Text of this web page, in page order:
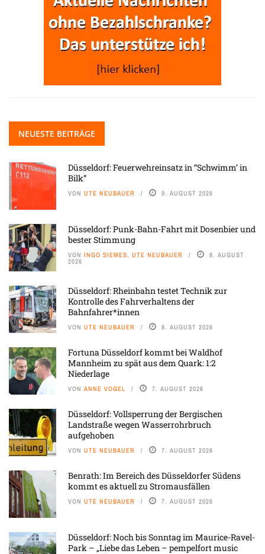
NEUESTE BEITRÄGE
Düsseldorf: Feuerwehreinsatz in “Schwimm’ in
Bilk”
VON UTE NEUBAUER 9. AUGUST 2026
Düsseldorf: Punk-Bahn-Fahrt mit Dosenbier und
bester Stimmung
VON INGO SIEMES, UTE NEUBAUER 8. AUGUST
2026
Düsseldorf: Rheinbahn testet Technik zur
Kontrolle des Fahrverhaltens der
Bahnfahrer*innen
VON UTE NEUBAUER 8. AUGUST 2026
Fortuna Düsseldorf kommt bei Waldhof
Mannheim zu spät aus dem Quark: 1:2
Niederlage
VON ANNE VOGEL 7. AUGUST 2026
Düsseldorf: Vollsperrung der Bergischen
Landstraße wegen Wasserrohrbruch
aufgehoben
VON UTE NEUBAUER 7. AUGUST 2026
Benrath: Im Bereich des Düsseldorfer Südens
kommt es aktuell zu Stromausfällen
VON UTE NEUBAUER 7. AUGUST 2026
Düsseldorf: Noch bis Sonntag im Maurice-Ravel-
Park – „Liebe das Leben – pempelfort music